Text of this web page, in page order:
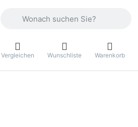
Vergleichen Wunschliste Warenkorb